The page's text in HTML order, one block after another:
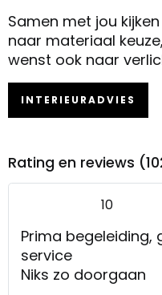
Samen met jou
naar materiaal
wenst ook naar
INTERIEURADVIES
Rating en reviews
10
Prima begeleiding,
service
Niks zo doorgaan